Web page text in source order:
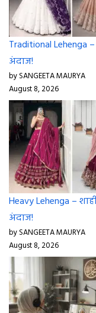
Traditional
अंदाज!
by SANGEETA MAURYA
August 8, 2026
Heavy Lehenga –
अंदाज!
by SANGEETA MAURYA
August 8, 2026